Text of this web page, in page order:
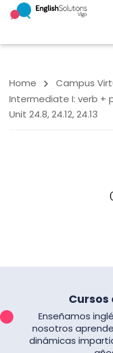
Home Campus
Intermediate I: verb +
Unit 24.8, 24.12, 24.13
Cursos
Enseñamos
nosotros
dinámicas